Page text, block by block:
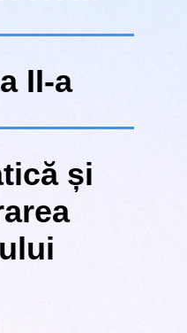
II-a
și